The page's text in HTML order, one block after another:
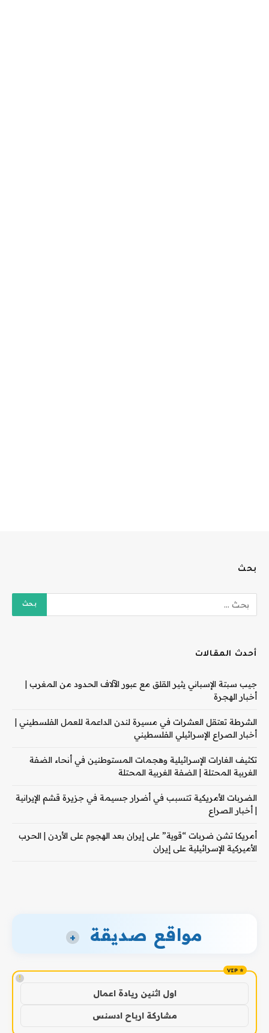
بحث
أحدث المقالات
جيب سبتة الإسباني يثير القلق مع عبور الآلاف الحدود من المغرب |
أخبار الهجرة
الشرطة تعتقل العشرات في مسيرة لندن الداعمة للعمل الفلسطيني |
أخبار الصراع الإسرائيلي الفلسطيني
تكثيف الغارات الإسرائيلية وهجمات المستوطنين في أنحاء الضفة
الغربية المحتلة | الضفة الغربية المحتلة
الضربات الأمريكية تتسبب في أضرار جسيمة في جزيرة قشم الإيرانية
| أخبار الصراع
أمريكا تشن ضربات “قوية” على إيران بعد الهجوم على الأردن | الحرب
الأميركية الإسرائيلية على إيران
مواقع صديقة +
!
اول اثنين ريادة اعمال
مشاركة ارباح ادسنس